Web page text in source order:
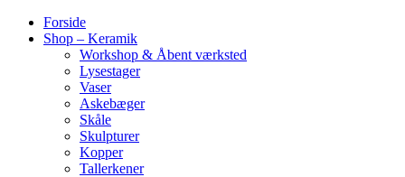
Forside
Shop – Keramik
Workshop & Åbent værksted
Lysestager
Vaser
Askebæger
Skåle
Skulpturer
Kopper
Tallerkener